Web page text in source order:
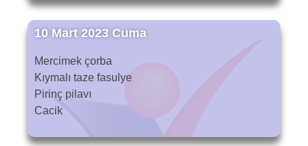
10 Mart 2023 Cuma
Mercimek çorba
Kıymalı taze fasulye
Pirinç pilavı
Cacik